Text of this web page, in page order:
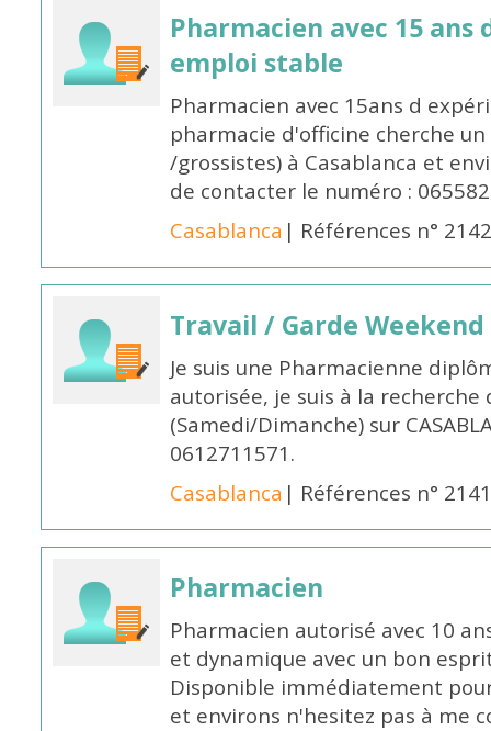
Pharmacien avec 15
emploi stable
Pharmacien avec 15ans d
pharmacie d'officine cherche
/grossistes) à Casablanca et
de contacter le numéro :
Casablanca | Références n°
Travail / Garde Weekend
Je suis une Pharmacienne
autorisée, je suis à la
(Samedi/Dimanche) sur
0612711571.
Casablanca | Références n°
Pharmacien
Pharmacien autorisé avec 10
et dynamique avec un bon
Disponible immédiatement
et environs n'hesitez pas à me